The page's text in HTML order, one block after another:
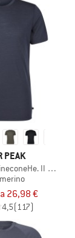
PEAK
II T-Shirt
26,98 €
4,5(117)